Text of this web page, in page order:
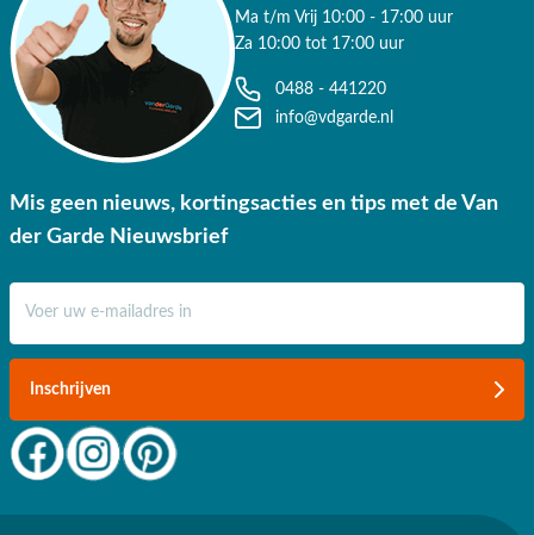
Ma t/m Vrij 10:00 - 17:00 uur
Za 10:00 tot 17:00 uur
0488 - 441220
info@vdgarde.nl
Mis geen nieuws, kortingsacties en tips met de Van
der Garde Nieuwsbrief
Inschrijven